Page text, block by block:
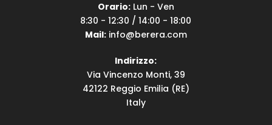
Orario:Lun - Ven
8:30 - 12:30 / 14:00 - 18:00
Mail:info@berera.com
Indirizzo:
Via Vincenzo Monti, 39
42122 Reggio Emilia (RE)
Italy